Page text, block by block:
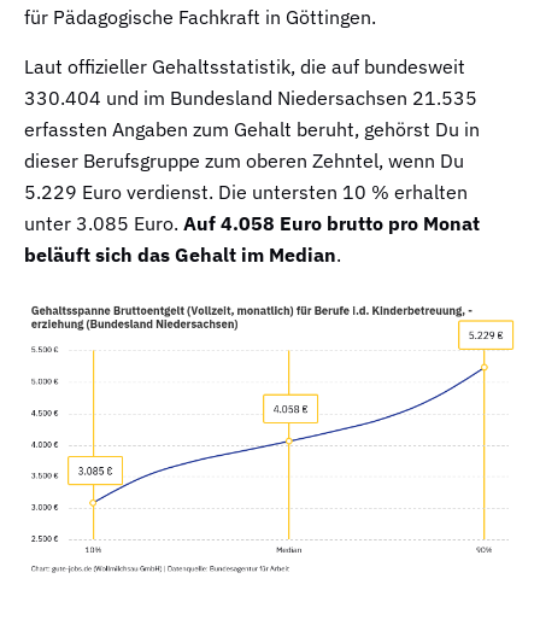
für Pädagogische Fachkraft in Göttingen.
Laut offizieller Gehaltsstatistik, die auf bundesweit
330.404 und im Bundesland Niedersachsen 21.535
erfassten Angaben zum Gehalt beruht, gehörst Du in
dieser Berufsgruppe zum oberen Zehntel, wenn Du
5.229 Euro verdienst. Die untersten 10 % erhalten
unter 3.085 Euro. Auf 4.058 Euro brutto pro Monat
beläuft sich das Gehalt im Median.